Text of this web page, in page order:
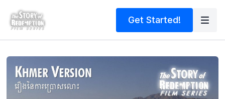
Get Started!